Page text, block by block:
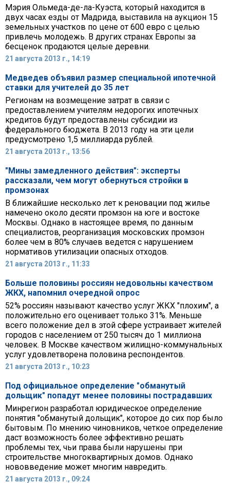
Мэрия Ольмеда-де-ла-Куэста, который находится в
двух часах езды от Мадрида, выставила на аукцион 15
земельных участков по цене от 600 евро с целью
привлечь молодежь. В других странах Европы за
бесценок продаются целые деревни.
21 августа 2013 г., 14:19
Медведев объявил размер специальной ипотечной
ставки для учителей до 35 лет
Регионам на возмещение затрат в связи с
предоставлением учителям недорогих ипотечных
кредитов будут предоставлены субсидии из
федерального бюджета. В 2013 году на эти цели
предусмотрено 1,5 миллиарда рублей.
21 августа 2013 г., 13:56
"Мины замедленного действия": эксперты
рассказали, чем могут обернуться стройки в
промзонах
В ближайшие несколько лет к реновации под жилье
намечено около десяти промзон на юге и востоке
Москвы. Однако в настоящее время, по данным
специалистов, реорганизация московских промзон
более чем в 80% случаев ведется с нарушением
нормативов утилизации опасных отходов.
21 августа 2013 г., 11:33
Больше половины россиян недовольны качеством
ЖКХ, напомнил очередной опрос
52% россиян называют качество услуг ЖКХ "плохим", а
положительно его оценивает только 31%. Меньше
всего положение дел в этой сфере устраивает жителей
городов с населением от 250 тысяч до 1 миллиона
человек. В Москве качеством жилищно-коммунальных
услуг удовлетворена половина респондентов.
21 августа 2013 г., 10:23
Под официальное определение "обманутый
дольщик" попадут менее половины пострадавших
Минрегион разработал юридическое определение
понятия "обманутый дольщик", которое до сих пор было
бытовым. По мнению чиновников, четкое определение
даст возможность более эффективно решать
проблемы тех, чьи права были нарушены при
строительстве многоквартирных домов. Однако
нововведение может многим навредить.
21 августа 2013 г., 09:24